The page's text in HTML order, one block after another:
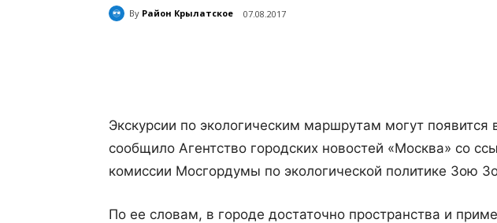
By Район Крылатское 07.08.2017
Экскурсии по экологическим маршрутам могут
сообщило Агентство городских новостей «Москва» со
комиссии Мосгордумы по экологической политике Зою
По ее словам, в городе достаточно пространства и